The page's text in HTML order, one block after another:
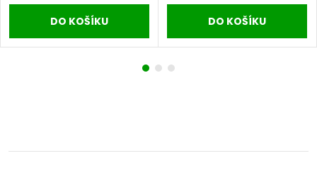
DO KOŠÍKU DO KOŠÍKU